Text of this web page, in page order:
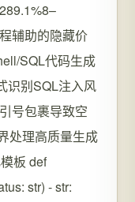
辅助的隐藏价
SQL代码生成
识别SQL注入风
号包裹导致空
处理高质量生成
板 def
str) - str: